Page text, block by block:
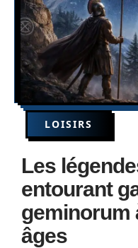
LOISIRS
Les
entourant
geminorum
âges